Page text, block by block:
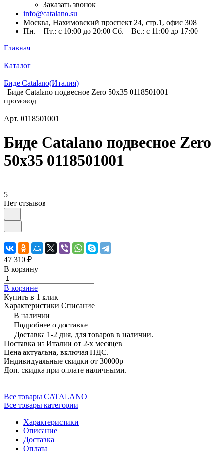
Заказать звонок
info@catalano.su
Москва, Нахимовский проспект 24, стр.1, офис 308
Пн. – Пт.: с 10:00 до 20:00 Сб. – Вс.: с 11:00 до 17:00
Главная
Каталог
Биде Catalano(Италия)
Биде Catalano подвесное Zero 50x35 0118501001
промокод
Арт. 0118501001
Биде Catalano подвесное Zero
50x35 0118501001
5
Нет отзывов
47 310 ₽
В корзину
В корзине
Купить в 1 клик
Характеристики Описание
В наличии
Подробнее о доставке
Доставка 1-2 дня, для товаров в наличии.
Поставка из Италии от 2-х месяцев
Цена актуальна, включая НДС.
Индивидуальные скидки от 30000р
Доп. скидка при оплате наличными.
Все товары CATALANO
Все товары категории
Характеристики
Описание
Доставка
Оплата